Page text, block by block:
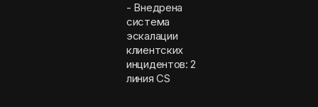
- Внедрена
система
эскалации
клиентских
инцидентов: 2
линия CS